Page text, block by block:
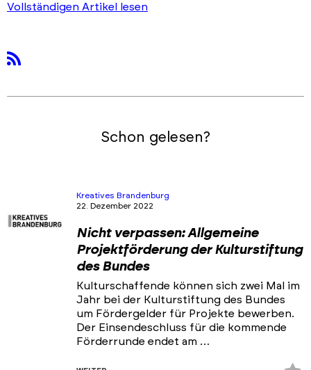
Vollständigen Artikel lesen
Schon gelesen?
Kreatives Brandenburg
22. Dezember 2022
Nicht verpassen: Allgemeine
Projektförderung der Kulturstiftung
des Bundes
Kulturschaffende können sich zwei Mal im
Jahr bei der Kulturstiftung des Bundes
um Fördergelder für Projekte bewerben.
Der Einsendeschluss für die kommende
Förderrunde endet am …